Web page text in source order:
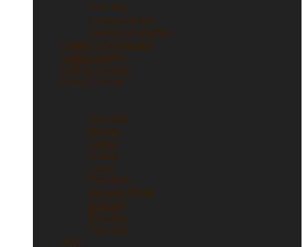
Vedi tutti
Ciondoli in oro
Ciondoli in argento
Gioielli con Diamanti
Gioielli vintage
Gioielli d’artista
Gioielli firmati
Vedi tutti
Bulgari
Cartier
Tiffany
Gucci
Pomellato
Pasquale Bruni
Damiani
Re Carlo
Vedi tutti
Sold